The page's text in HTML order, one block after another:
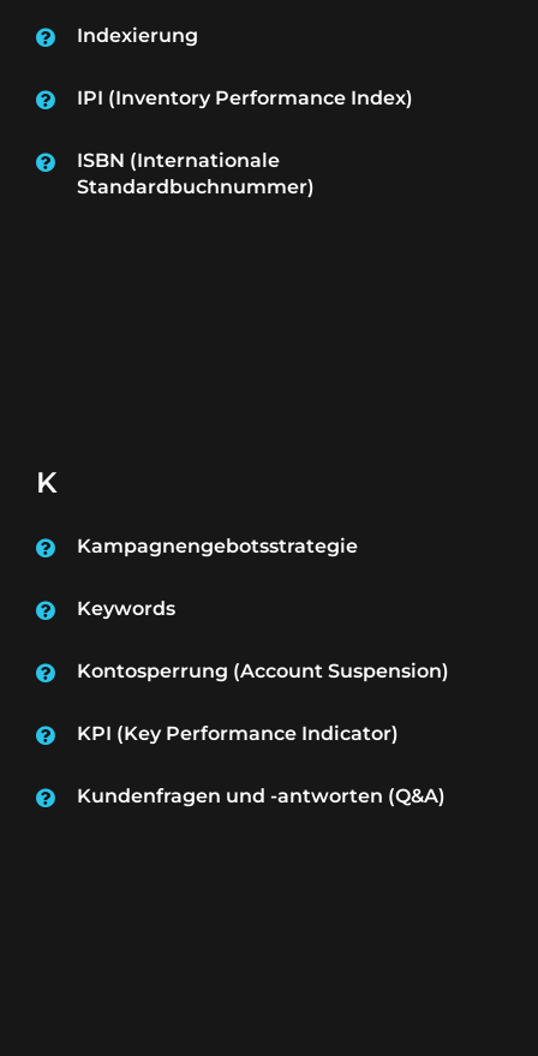
Indexierung
IPI (Inventory Performance Index)
ISBN (Internationale
Standardbuchnummer)
K
Kampagnengebotsstrategie
Keywords
Kontosperrung (Account Suspension)
KPI (Key Performance Indicator)
Kundenfragen und -antworten (Q&A)